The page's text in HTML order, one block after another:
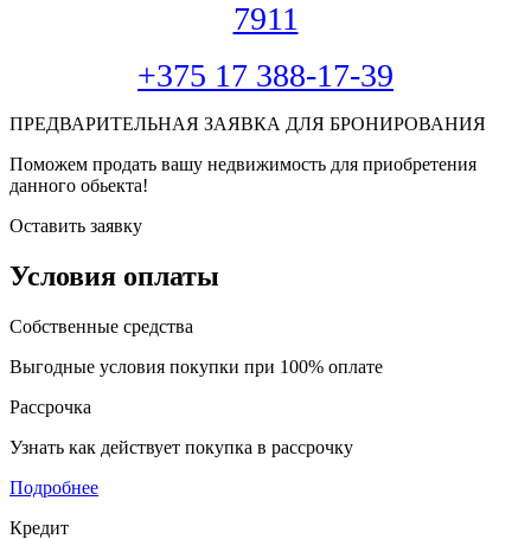
7911
+375 17 388-17-39
ПРЕДВАРИТЕЛЬНАЯ ЗАЯВКА ДЛЯ БРОНИРОВАНИЯ
Поможем продать вашу недвижимость для приобретения
данного обьекта!
Оставить заявку
Условия оплаты
Собственные средства
Выгодные условия покупки при 100% оплате
Рассрочка
Узнать как действует покупка в рассрочку
Подробнее
Кредит